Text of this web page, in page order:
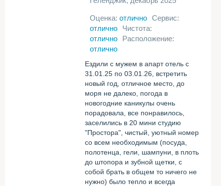
Оценка: отлично Сервис:
отлично
Чистота:
отлично
Расположение:
отлично
Ездили с мужем в апарт отель с
31.01.25 по 03.01.26, встретить
новый год, отличное место, до
моря не далеко, погода в
новогодние каникулы очень
порадовала, все понравилось,
заселились в 20 мини студию
"Простора", чистый, уютный номер
со всем необходимым (посуда,
полотенца, гели, шампуни, в плоть
до штопора и зубной щетки, с
собой брать в общем то ничего не
нужно) было тепло и всегда